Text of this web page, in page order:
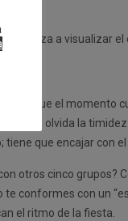
empieza a visualizar el
que el momento
, olvida la
que encajar con
otros cinco grupos?
conformes con un
el ritmo de la fiesta.